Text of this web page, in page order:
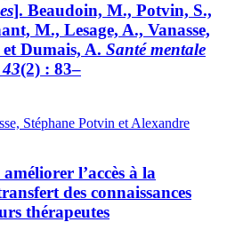
]. Beaudoin, M., Potvin, S.,
M., Lesage, A., Vanasse,
Dumais, A. Santé mentale
43(2) : 83–
Stéphane Potvin et Alexandre
l’accès à la
des connaissances
thérapeutes